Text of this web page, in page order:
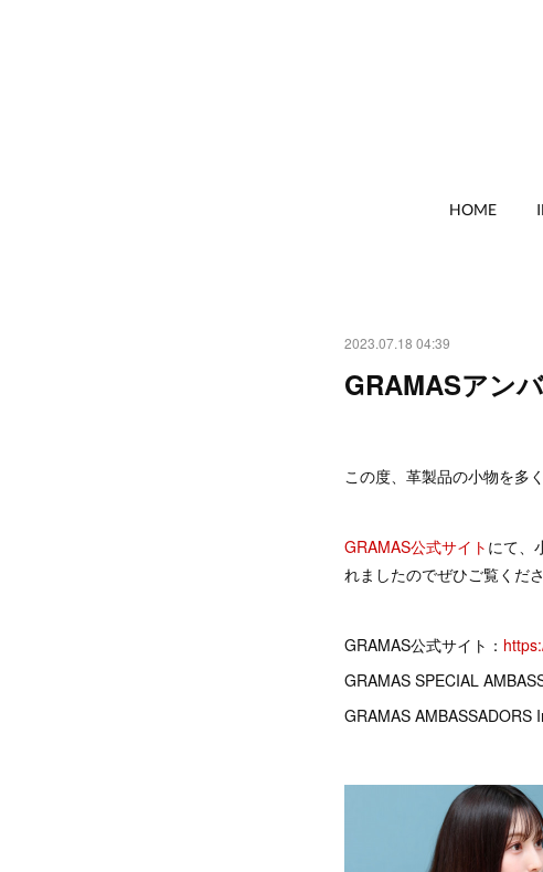
HOME
2023.07.18 04:39
GRAMASアン
この度、革製品の小物を多
GRAMAS公式サイト にて、
れましたのでぜひご覧くださ
GRAMAS公式サイト：
GRAMAS SPECIAL
GRAMAS AMBASSADORS